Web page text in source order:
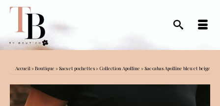
Accueil»Boutique » Sacs et pochettes» Collection Apolline » Sac cabas Apolline bleu et beige